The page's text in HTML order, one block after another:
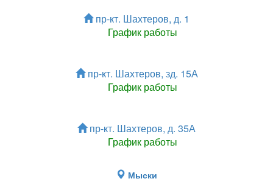
пр-кт. Шахтеров, д. 1
График работы
пр-кт. Шахтеров, зд. 15А
График работы
пр-кт. Шахтеров, д. 35А
График работы
Мыски